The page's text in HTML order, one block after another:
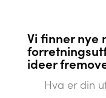
Vi finner nye
ideer
Hva er din